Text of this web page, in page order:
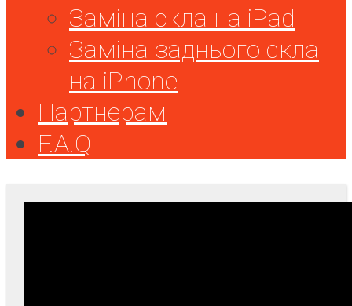
Заміна скла на iPad
Заміна заднього скла
на iPhone
Партнерам
F.A.Q